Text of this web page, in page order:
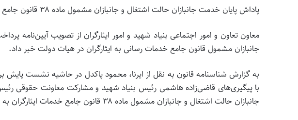
پاداش پایان خدمت جانبازان حالت اشتغال و جانبازان مشمول ماده ۳۸ قانون جامع ایثارگران پرداخت می‌شود.
معاون تعاون و امور اجتماعی بنیاد شهید و امور ایثارگران از تصویب آیین‌نامه
جانبازان مشمول قانون جامع خدمات رسانی به ایثارگران در هیات دولت خبر داد.
به گزارش شناسنامه قانون به نقل از ایرنا، محمود پاکدل در حاشیه نشست پایش
با پیگیری‌های قاضی‌زاده هاشمی رئیس بنیاد شهید و مشارکت معاونت حقوقی
جانبازان حالت اشتغال و جانبازان مشمول ماده ۳۸ قانون جامع خدمات ایثارگران به تصویب دولت رسیده است.